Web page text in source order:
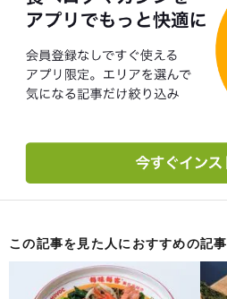
この記事を見た人におすすめの記事